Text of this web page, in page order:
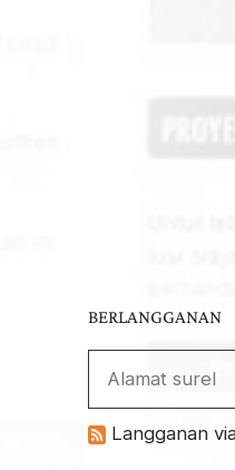
BERLANGGANAN
Langganan